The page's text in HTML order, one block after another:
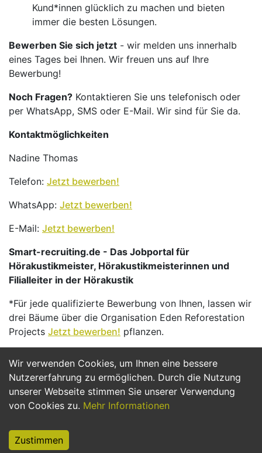
Wir verwenden Cookies, um Ihnen eine bessere
Nutzererfahrung zu ermöglichen. Durch die Nutzung
unserer Webseite stimmen Sie unserer Verwendung
von Cookies zu. Mehr Informationen
Zustimmen
Kund*innen glücklich zu machen und bieten
immer die besten Lösungen.
Bewerben Sie sich jetzt - wir melden uns innerhalb
eines Tages bei Ihnen. Wir freuen uns auf Ihre
Bewerbung!
Noch Fragen? Kontaktieren Sie uns telefonisch oder
per WhatsApp, SMS oder E-Mail. Wir sind für Sie da.
Kontaktmöglichkeiten
Nadine Thomas
Telefon: Jetzt bewerben!
WhatsApp: Jetzt bewerben!
E-Mail: Jetzt bewerben!
Smart-recruiting.de - Das Jobportal für
Hörakustikmeister, Hörakustikmeisterinnen und
Filialleiter in der Hörakustik
*Für jede qualifizierte Bewerbung von Ihnen, lassen wir
drei Bäume über die Organisation Eden Reforestation
Projects Jetzt bewerben! pflanzen.
Jetzt Bewerben